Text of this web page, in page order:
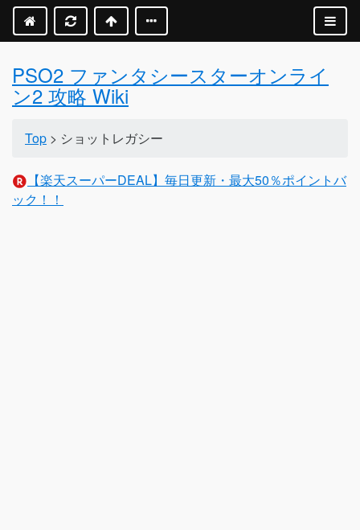
PSO2 ファンタシースターオンライ
ン2 攻略 Wiki
Top > ショットレガシー
【楽天スーパーDEAL】毎日更新・最大50％ポイントバ
ック！！